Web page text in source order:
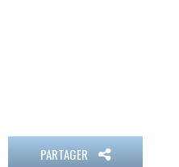
PARTAGER